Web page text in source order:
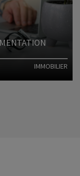
IMMOBILIER